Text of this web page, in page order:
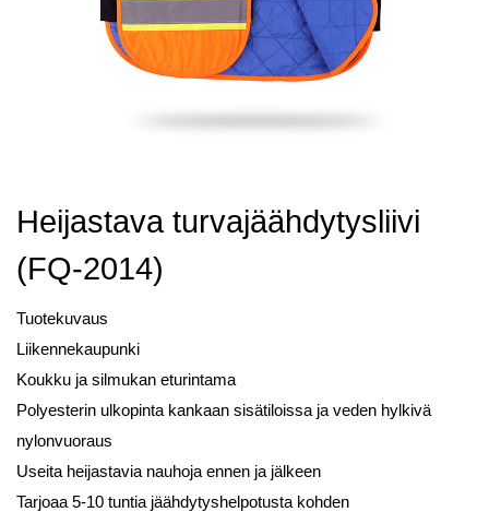
Heijastava turvajäähdytysliivi
(FQ-2014)
Tuotekuvaus
Liikennekaupunki
Koukku ja silmukan eturintama
Polyesterin ulkopinta kankaan sisätiloissa ja veden hylkivä
nylonvuoraus
Useita heijastavia nauhoja ennen ja jälkeen
Tarjoaa 5-10 tuntia jäähdytyshelpotusta kohden